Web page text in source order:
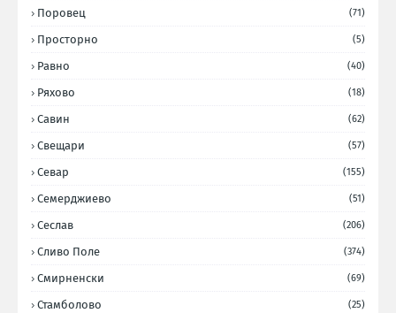
Поровец (71)
Просторно (5)
Равно (40)
Ряхово (18)
Савин (62)
Свещари (57)
Севар (155)
Семерджиево (51)
Сеслав (206)
Сливо Поле (374)
Смирненски (69)
Стамболово (25)